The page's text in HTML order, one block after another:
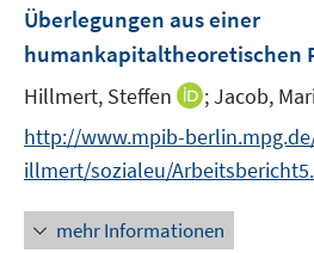
Überlegungen aus einer
humankapitaltheoretischen
Hillmert, Steffen
I
n
e
u
e
;Jacob,
http://www.mpib-
illmert/sozialeu/
mehr Informationen